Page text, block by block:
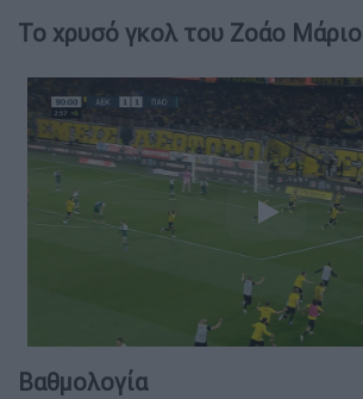
To χρυσό γκολ του Ζοάο Μάριο
Βαθμολογία